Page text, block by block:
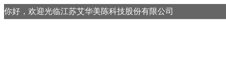
你好，欢迎光临江苏艾华美陈科技股份有限公司